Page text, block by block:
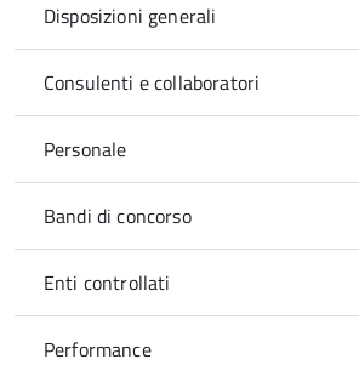
Disposizioni generali
Consulenti e collaboratori
Personale
Bandi di concorso
Enti controllati
Performance